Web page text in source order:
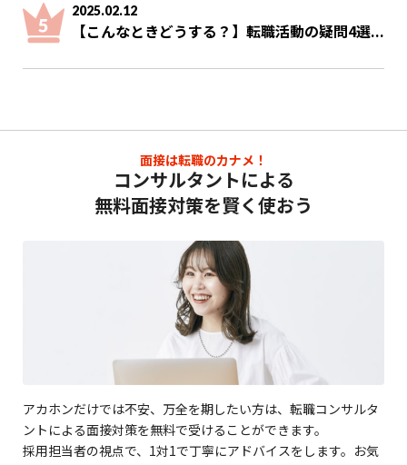
2025.02.12
【こんなときどうする？】転職活動の疑問4選...
面接は転職のカナメ！
コンサルタントによる
無料面接対策を賢く使おう
アカホンだけでは不安、万全を期したい方は、転職コンサルタ
ントによる面接対策を無料で受けることができます。
採用担当者の視点で、1対1で丁寧にアドバイスをします。お気